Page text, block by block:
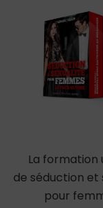
La formation
de séduction et
pour